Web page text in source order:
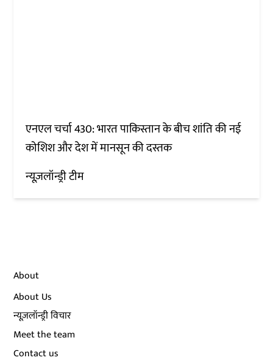
एनएल चर्चा 430: भारत पाकिस्तान के बीच शांति की नई
कोशिश और देश में मानसून की दस्तक
न्यूज़लॉन्ड्री टीम
About
About Us
न्यूज़लॉन्ड्री विचार
Meet the team
Contact us